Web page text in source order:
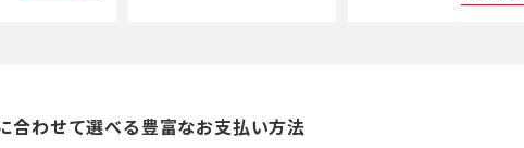
合わせて選べる 豊富なお支払い方法